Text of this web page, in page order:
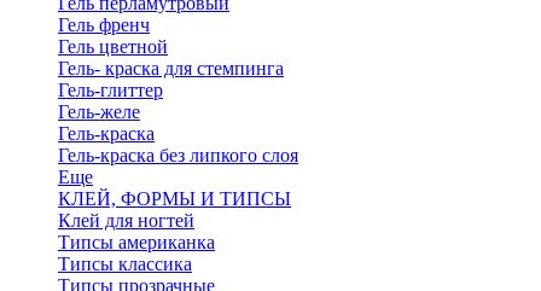
Гель френч
Гель цветной
Гель- краска для стемпинга
Гель-глиттер
Гель-желе
Гель-краска
Гель-краска без липкого слоя
Еще
КЛЕЙ, ФОРМЫ И ТИПСЫ
Клей для ногтей
Типсы американка
Типсы классика
Типсы прозрачные